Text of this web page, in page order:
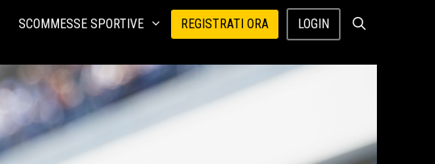
SCOMMESSE SPORTIVE REGISTRATI ORA LOGIN